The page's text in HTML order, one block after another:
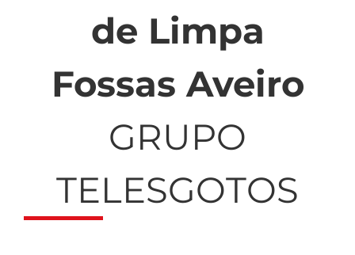
de Limpa
Fossas Aveiro
GRUPO
TELESGOTOS